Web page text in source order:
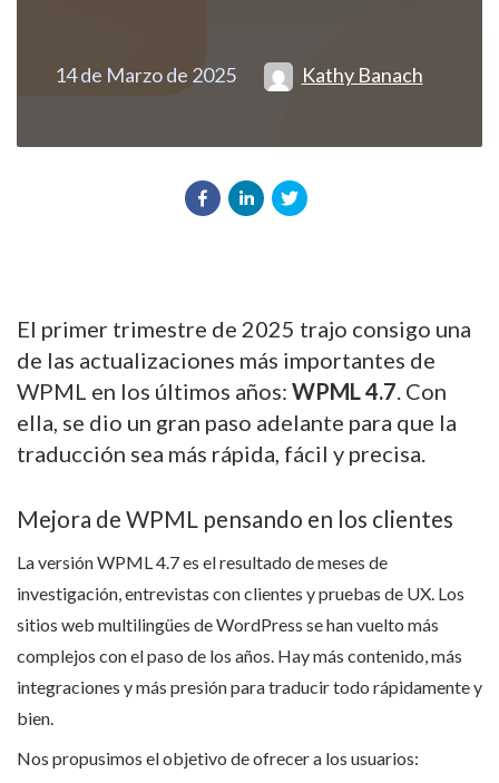
14 de Marzo de 2025 Kathy Banach
El primer trimestre de 2025 trajo consigo una
de las actualizaciones más importantes de
WPML en los últimos años: WPML 4.7. Con
ella, se dio un gran paso adelante para que la
traducción sea más rápida, fácil y precisa.
Mejora de WPML pensando en los clientes
La versión WPML 4.7 es el resultado de meses de
investigación, entrevistas con clientes y pruebas de UX. Los
sitios web multilingües de WordPress se han vuelto más
complejos con el paso de los años. Hay más contenido, más
integraciones y más presión para traducir todo rápidamente y
bien.
Nos propusimos el objetivo de ofrecer a los usuarios: